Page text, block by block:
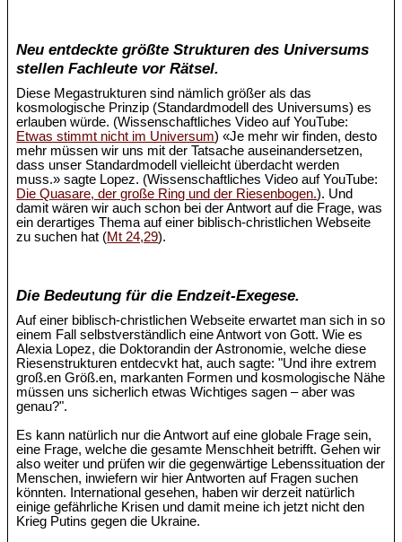
Neu entdeckte größte Strukturen des Universums
stellen Fachleute vor Rätsel.
Diese Megastrukturen sind nämlich größer als das
kosmologische Prinzip (Standardmodell des Universums) es
erlauben würde. (Wissenschaftliches Video auf YouTube:
Etwas stimmt nicht im Universum) «Je mehr wir finden, desto
mehr müssen wir uns mit der Tatsache auseinandersetzen,
dass unser Standardmodell vielleicht überdacht werden
muss.» sagte Lopez. (Wissenschaftliches Video auf YouTube:
Die Quasare, der große Ring und der Riesenbogen.). Und
damit wären wir auch schon bei der Antwort auf die Frage, was
ein derartiges Thema auf einer biblisch-christlichen Webseite
zu suchen hat (Mt 24,29).
Die Bedeutung für die Endzeit-Exegese.
Auf einer biblisch-christlichen Webseite erwartet man sich in so
einem Fall selbstverständlich eine Antwort von Gott. Wie es
Alexia Lopez, die Doktorandin der Astronomie, welche diese
Riesenstrukturen entdecvkt hat, auch sagte: "Und ihre extrem
groß.en Größ.en, markanten Formen und kosmologische Nähe
müssen uns sicherlich etwas Wichtiges sagen – aber was
genau?".
Es kann natürlich nur die Antwort auf eine globale Frage sein,
eine Frage, welche die gesamte Menschheit betrifft. Gehen wir
also weiter und prüfen wir die gegenwärtige Lebenssituation der
Menschen, inwiefern wir hier Antworten auf Fragen suchen
könnten. International gesehen, haben wir derzeit natürlich
einige gefährliche Krisen und damit meine ich jetzt nicht den
Krieg Putins gegen die Ukraine.